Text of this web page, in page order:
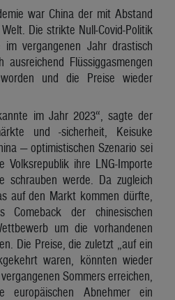
war China der mit Abstand
Die strikte Null-Covid-Politik
vergangenen Jahr drastisch
ausreichend Flüssiggasmengen
und die Preise wieder
im Jahr 2023“, sagte der
und -sicherheit, Keisuke
— optimistischen Szenario sei
Volksrepublik ihre LNG-Importe
schrauben werde. Da zugleich
auf den Markt kommen dürfte,
der chinesischen
um die vorhandenen
Die Preise, die zuletzt „auf ein
waren, könnten wieder
Sommers erreichen,
europäischen Abnehmer ein